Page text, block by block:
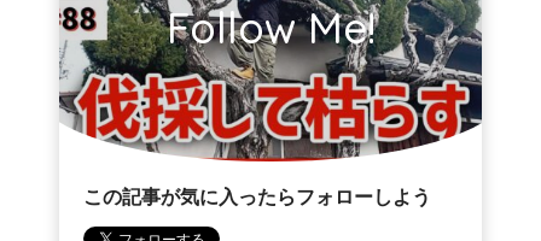
Follow Me!
この記事が気に入ったらフォローしよう